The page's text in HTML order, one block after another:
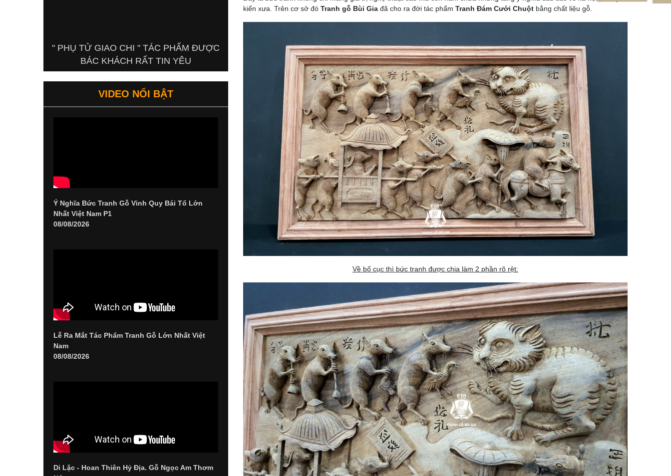
" PHỤ TỬ GIAO CHI " TÁC PHẨM ĐƯỢC
BÁC KHÁCH RẤT TIN YÊU
VIDEO NỔI BẬT
Ý Nghĩa Bức Tranh Gỗ Vinh Quy Bái Tổ Lớn
Nhất Việt Nam P1
08/08/2026
Lễ Ra Mắt Tác Phẩm Tranh Gỗ Lớn Nhất Việt
Nam
08/08/2026
Di Lặc - Hoan Thiên Hỷ Địa. Gỗ Ngọc Am Thơm
kiến xưa. Trên cơ sở đó Tranh gỗ Bùi Gia đã cho ra đời tác phẩm Tranh Đám Cưới Chuột bằng chất liệu gỗ.
Về bố cục thì bức tranh được chia làm 2 phần rõ rệt: